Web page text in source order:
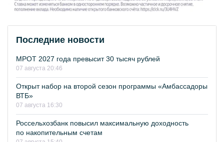
Последние новости
МРОТ 2027 года превысит 30 тысяч рублей
07 августа 20:46
Открыт набор на второй сезон программы «Амбассадоры
ВТБ»
07 августа 16:30
Россельхозбанк повысил максимальную доходность
по накопительным счетам